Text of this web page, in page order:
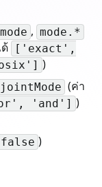
mode , mode.*
['exact',
)
jointMode (ค่า
'and'] )
false )